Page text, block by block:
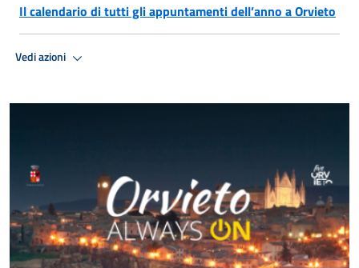
Il calendario di tutti gli appuntamenti dell’anno a Orvieto
Vedi azioni